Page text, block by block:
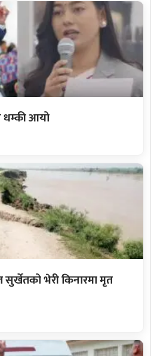
धम्की आयो
सुर्खेतको भेरी किनारमा मृत